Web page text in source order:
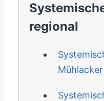
regional
Mühlacker